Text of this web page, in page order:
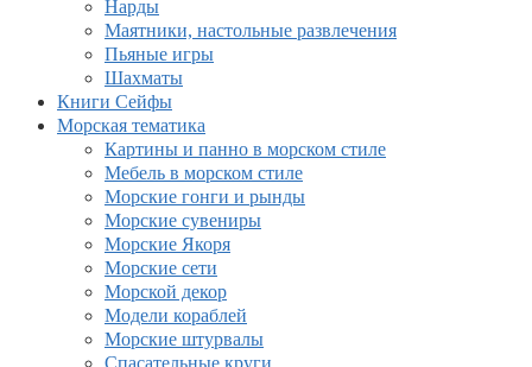
Нарды
Маятники, настольные развлечения
Пьяные игры
Шахматы
Книги Сейфы
Морская тематика
Картины и панно в морском стиле
Мебель в морском стиле
Морские гонги и рынды
Морские сувениры
Морские Якоря
Морские сети
Морской декор
Модели кораблей
Морские штурвалы
Спасательные круги